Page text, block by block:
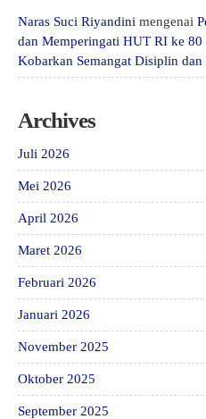
Naras Suci Riyandini mengenai
dan Memperingati HUT RI ke 80
Kobarkan Semangat Disiplin dan
Archives
Juli 2026
Mei 2026
April 2026
Maret 2026
Februari 2026
Januari 2026
November 2025
Oktober 2025
September 2025